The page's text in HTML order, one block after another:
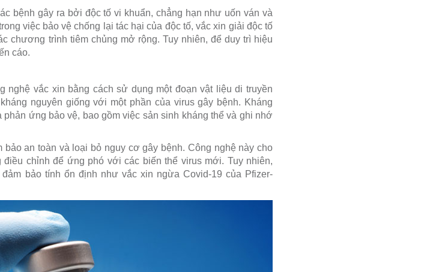
bệnh gây ra bởi độc tố vi khuẩn, chẳng hạn như uốn ván và
việc bảo vệ chống lại tác hại của độc tố, vắc xin giải độc tố
chương trình tiêm chủng mở rộng. Tuy nhiên, để duy trì hiệu
cáo.
vắc xin bằng cách sử dụng một đoạn vật liệu di truyền
nguyên giống với một phần của virus gây bệnh. Kháng
ứng bảo vệ, bao gồm việc sản sinh kháng thể và ghi nhớ
an toàn và loại bỏ nguy cơ gây bệnh. Công nghệ này cho
chỉnh để ứng phó với các biến thể virus mới. Tuy nhiên,
bảo tính ổn định như vắc xin ngừa Covid-19 của Pfizer-